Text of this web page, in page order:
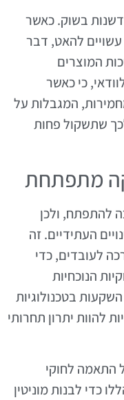
בשוק. כאשר
עשויים להאט, דבר
המוצרים
כי כאשר
המגבלות על
שתשקול פחות
מתפתחת
להתפתח, ולכן
העתידיים. זה
לעובדים, כדי
הנוכחיות
בטכנולוגיות
להוות יתרון תחרותי
התאמה לחוקי
כדי לבנות מוניטין